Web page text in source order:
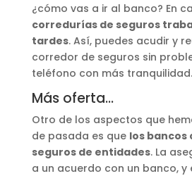
¿cómo vas a ir al banco? En
corredurías de seguros
tardes. Así, puedes acudir y
corredor de seguros sin
teléfono con más tranquilidad.
Más oferta…
Otro de los aspectos que
de pasada es que los bancos
seguros de entidades. La
a un acuerdo con un banco, y